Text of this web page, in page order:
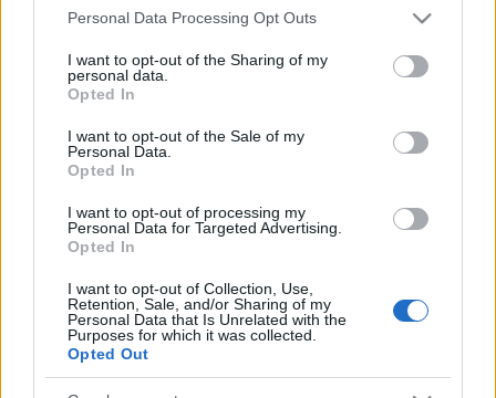
Please note that this website/app uses one or more Google
not limited to your visit or usage behaviour. You may click to
grant or deny consent to Google and its third-party tags to
use your data for below specified purposes in below Google
consent section.
Personal Data Processing Opt Outs
I want to opt-out of the Sharing of my
personal data.
Opted In
I want to opt-out of the Sale of my
Personal Data.
Opted In
I want to opt-out of processing my
Personal Data for Targeted Advertising.
Opted In
I want to opt-out of Collection, Use,
Retention, Sale, and/or Sharing of my
Personal Data that Is Unrelated with the
Purposes for which it was collected.
Opted Out
volt Roxane (Rostand: Cyrano), Pearce-né (Shaw:
Pygmalion), Kvasnya (Gorkij: Éjjeli menedékhely),
talán Jónásné alakítása volt Csurka István
Házmestersirató című darabjában.
Számos filmben is játszott, így a Merénylet, az Esős
vasárnap, a Kárpáthy Zoltán, a Jó estét nyár, jó estét
szerelem, A Pendragon legenda, a Szépek és
bolondok, a Fekete gyémántok, az Abigél, az
Uramisten és a Sztracsatella című alkotásban.
Humorára a kabaré világában is felfigyeltek;
szívesen játszott rádióban, televízióban. Máthé
Erzsivel közös jeleneteiben egyszerű, szókimondó